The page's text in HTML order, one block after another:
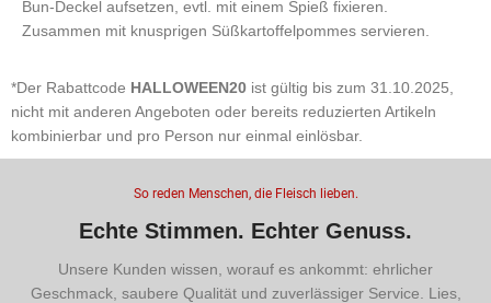
Bun-Deckel aufsetzen, evtl. mit einem Spieß fixieren.
Zusammen mit knusprigen Süßkartoffelpommes servieren.
*Der Rabattcode HALLOWEEN20 ist gültig bis zum 31.10.2025,
nicht mit anderen Angeboten oder bereits reduzierten Artikeln
kombinierbar und pro Person nur einmal einlösbar.
So reden Menschen, die Fleisch lieben.
Echte Stimmen. Echter Genuss.
Unsere Kunden wissen, worauf es ankommt: ehrlicher
Geschmack, saubere Qualität und zuverlässiger Service. Lies,